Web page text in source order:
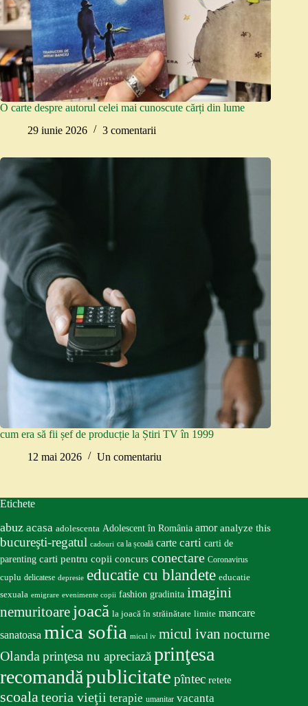
O carte despre autorul celei mai cunoscute cărți din lume
29 iunie 2026
3 comentarii
cum era să fii șef de producție la Știri TV în 1999
12 mai 2026
Un comentariu
Etichete
abuz acasa adolescenta Adolescent în România amor analyze this
bucureşti-regatul cadouri ca la școală carte carti carti de
parenting carti pentru copii concurs conectare Coronavirus
cuplu delicatese depresie educatie cu blandete educatie
sexuala emigrare evenimente copii fashion gradinita imagini
nemuritoare joacă la joacă în străinătate limite mancare
sanatoasa mica sofia micul iv micul ivan nocturne
Olanda prinţesa nu apreciază prinţesa
recomandăpublicitate pîntec retete
scoala teoria vieţii terapie umanitar vacanta